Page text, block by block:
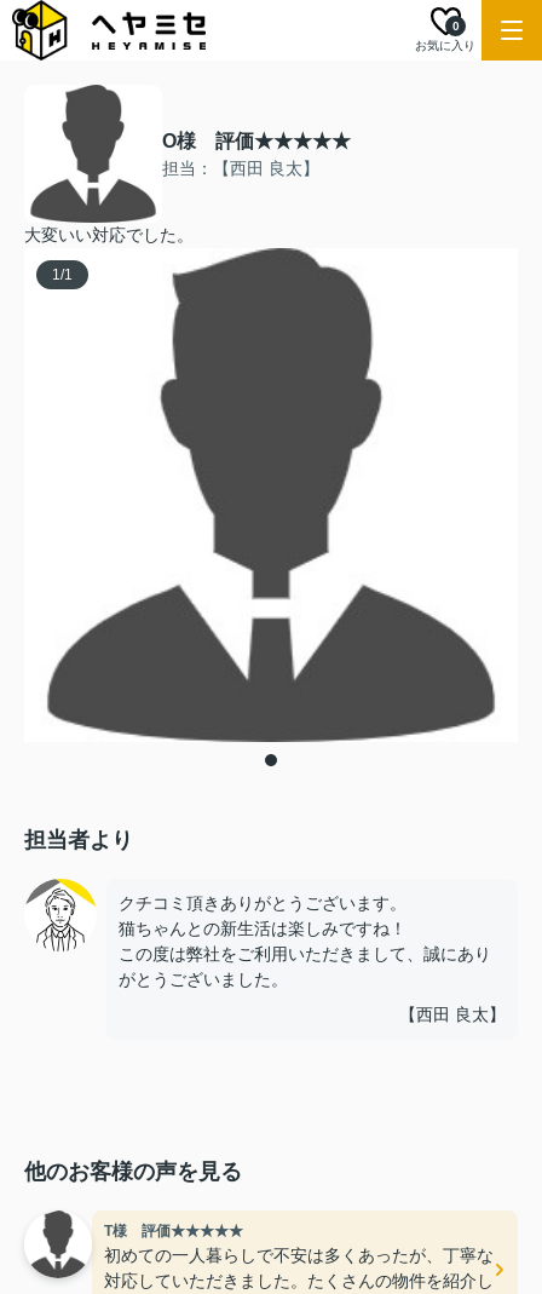
お気に入り
0
O様 評価★★★★★
担当：【西田 良太】
大変いい対応でした。
1/1
担当者より
クチコミ頂きありがとうございます。
猫ちゃんとの新生活は楽しみですね！
この度は弊社をご利用いただきまして、誠にあり
がとうございました。
【西田 良太】
他のお客様の声を見る
T様 評価★★★★★
初めての一人暮らしで不安は多くあったが、丁寧な
対応していただきました。たくさんの物件を紹介し